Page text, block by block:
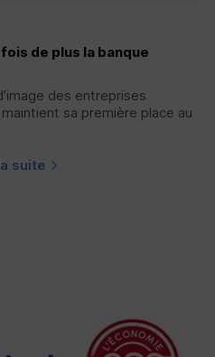
de plus la banque
des entreprises
sa première place au
suite